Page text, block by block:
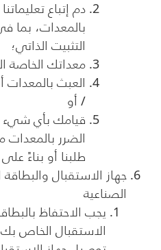
دم إتباع
بالمعدات، بما
التثبيت الذاتي؛
معداتك الخاصة
العبث بالمعدات
/ أو
قيامك بأي شيء
الضرر بالمعدات
طلبنا أو بناءً على
جهاز الاستقبال
الصناعية
يجب الاحتفاظ
الاستقبال الخاص